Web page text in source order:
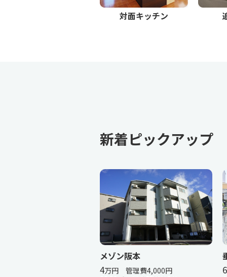
対面キッチン
新着ピックアップ
メゾン阪本
4万円 管理費4,000円